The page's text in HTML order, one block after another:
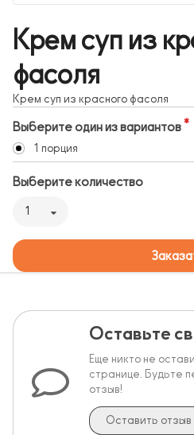
Крем суп из
фасоля
Крем суп из красного фасоля
Выберите один из вариантов
1 порция
Выберите количество
1
Оставьте
Еще никто не
странице. Будьте
отзыв!
Оставить отзыв